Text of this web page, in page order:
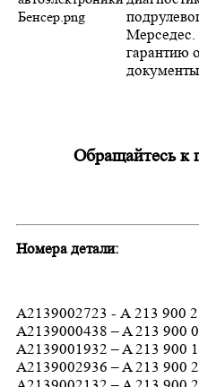
Мерседес.
гарантию
Обращайтесь к
Номера детали:
А2139002723 - А 213 900
A2139000438 – A 213 900
A2139001932 – A 213 900
A2139002936 – A 213 900